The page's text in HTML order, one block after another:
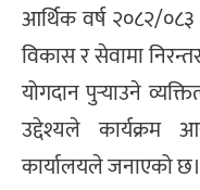
आर्थिक वर्ष २०८२/
विकास र सेवामा
योगदान पुर्‍याउने
उद्देश्यले कार्यक्रम
कार्यालयले जनाएको छ।